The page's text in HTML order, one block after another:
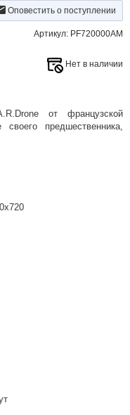
Оповестить о поступлении
Артикул: PF720000AM
Нет в наличии
от французской
предшественника,